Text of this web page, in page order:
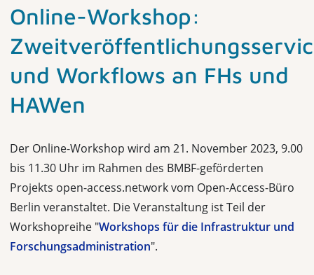
Online-Workshop:
und Workflows an FHs und
HAWen
Der Online-Workshop wird am 21. November 2023, 9.00
bis 11.30 Uhr im Rahmen des BMBF-geförderten
Projekts open-access.network vom Open-Access-Büro
Berlin veranstaltet. Die Veranstaltung ist Teil der
Workshopreihe "Workshops für die Infrastruktur und
Forschungsadministration".